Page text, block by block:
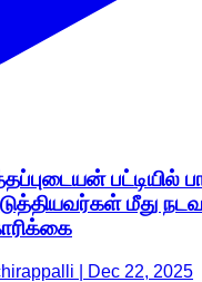
பட்டியில்
மீது
| Dec 22, 2025